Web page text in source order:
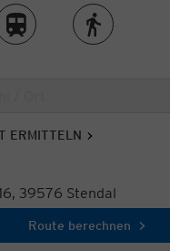
Auto
Route per ZugRoute zu Fuß
ERMITTELN
39576 Stendal
Route berechnen